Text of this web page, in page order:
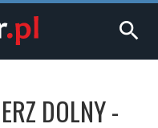
search
DOLNY -